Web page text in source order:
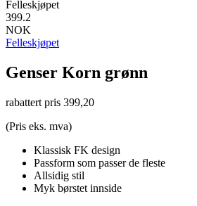
Felleskjøpet
399.2
NOK
Felleskjøpet
Genser Korn grønn
rabattert pris 399,20
(Pris eks. mva)
Klassisk FK design
Passform som passer de fleste
Allsidig stil
Myk børstet innside